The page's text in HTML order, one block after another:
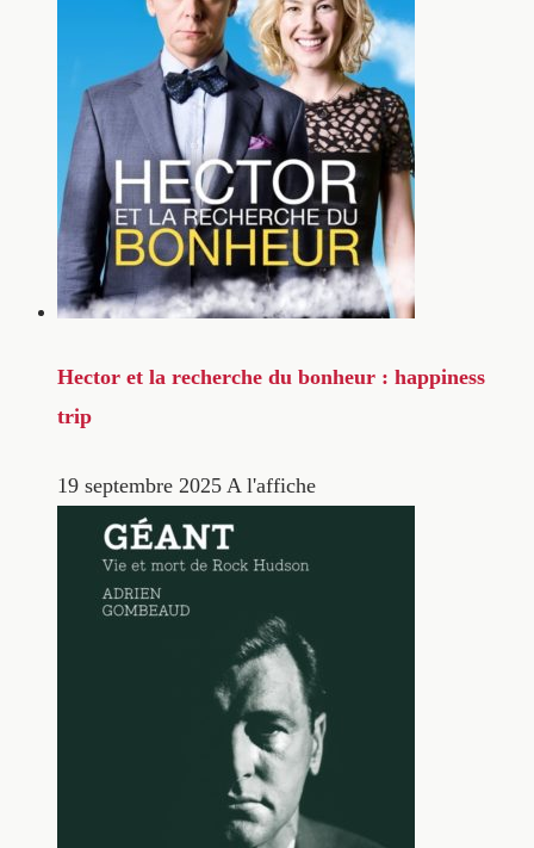
Hector et la recherche du bonheur : happiness
trip
19 septembre 2025 A l'affiche